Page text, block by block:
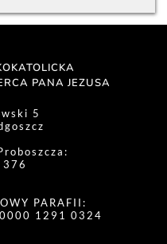
PANA JEZUSA
5
PARAFII:
1291 0324